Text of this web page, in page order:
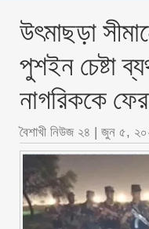
উৎমাছড়া
পুশইন চেষ্টা
নাগরিককে
বৈশাখী নিউজ ২৪ | জুন ৫,